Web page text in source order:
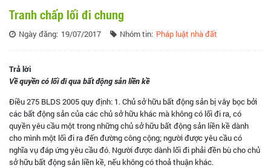
Tranh chấp lối đi chung
Ngày đăng: 19/07/2017 Nhóm tin: Pháp luật nhà đất
Trả lời
Về quyền có lối đi qua bất động sản liền kề
Điều 275 BLDS 2005 quy định: 1. Chủ sở hữu bất động sản bị vây bọc bởi
các bất động sản của các chủ sở hữu khác mà không có lối đi ra, có
quyền yêu cầu một trong những chủ sở hữu bất động sản liền kề dành
cho mình một lối đi ra đến đường công cộng; người được yêu cầu có
nghĩa vụ đáp ứng yêu cầu đó. Người được dành lối đi phải đền bù cho chủ
sở hữu bất động sản liền kề, nếu không có thoả thuận khác.